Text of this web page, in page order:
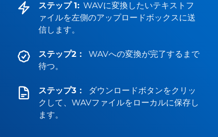
ステップ 1: WAVに変換したいテキストフ
ァイルを左側のアップロードボックスに送
信します。
ステップ2：
WAVへの変換が完了するまで
待つ。
ステップ3：
ダウンロードボタンをクリッ
クして、WAVファイルをローカルに保存し
ます。